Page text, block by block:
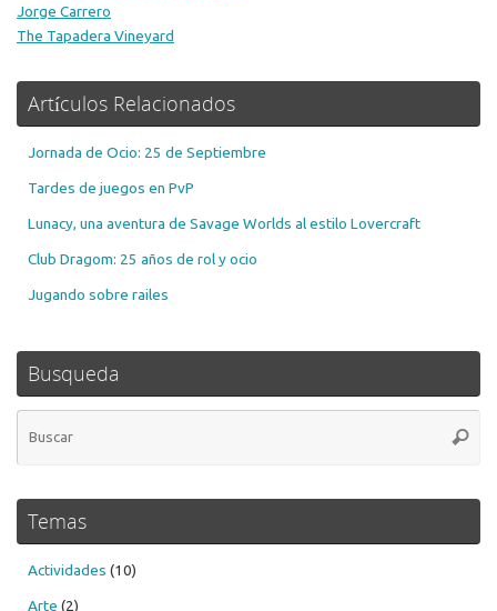
Jorge Carrero
The Tapadera Vineyard
Artículos Relacionados
Jornada de Ocio: 25 de Septiembre
Tardes de juegos en PvP
Lunacy, una aventura de Savage Worlds al estilo Lovercraft
Club Dragom: 25 años de rol y ocio
Jugando sobre railes
Busqueda
Temas
Actividades (10)
Arte (2)